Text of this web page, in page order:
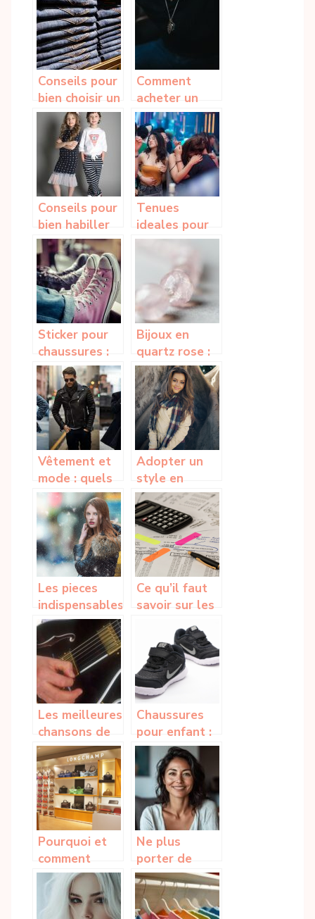
à Noël ?
succès
mondial
Conseils pour
bien choisir un
pantalon pour
homme
Comment
acheter un
collier en
argent à
pendentif
Conseils pour
bien habiller
les enfants
tout en
respectant le
budget
Tenues
ideales pour
une sortie en
boite de nuit
Sticker pour
chaussures :
les bonnes
raisons d’en
utiliser
Bijoux en
quartz rose :
pourquoi et
comment en
porter ?
Vêtement et
mode : quels
sont les
styles
vestimentaires
chez l’homme
?
Adopter un
style en
cachemire
pour l’hiver,
les must-have
pour son
dressing !
Les pieces
indispensables
a avoir dans
son dressing
pour l’hiver.
Ce qu’il faut
savoir sur les
frais Vinted
Les meilleures
chansons de
Rockabilly
Chaussures
pour enfant :
comment les
choisir ?
Pourquoi et
comment
choisir un
grossiste ?
Ne plus
porter de
fond de teint :
nos conseils
pour libérer